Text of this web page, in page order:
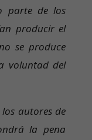
parte de los
producir el
se produce
voluntad del
los autores de
la pena